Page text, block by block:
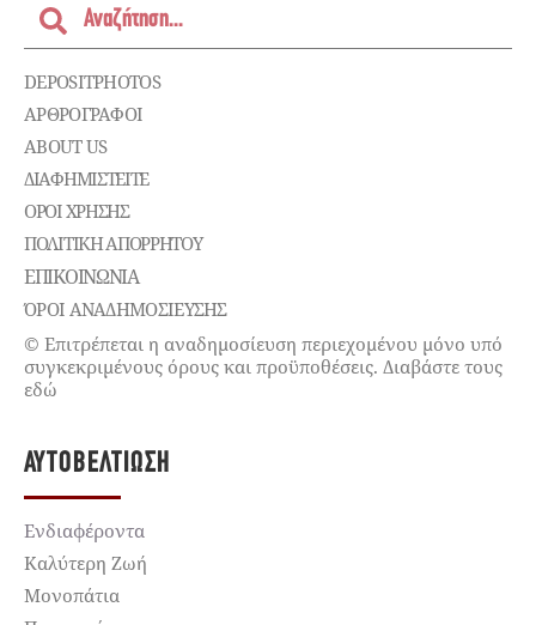
DEPOSITPHOTOS
ΑΡΘΡΟΓΡΑΦΟΙ
ABOUT US
ΔΙΑΦΗΜΙΣΤΕΊΤΕ
ΌΡΟΙ ΧΡΉΣΗΣ
ΠΟΛΙΤΙΚΉ ΑΠΟΡΡΉΤΟΥ
ΕΠΙΚΟΙΝΩΝΊΑ
ΌΡΟΙ ΑΝΑΔΗΜΟΣΙΕΥΣΗΣ
© Επιτρέπεται η αναδημοσίευση περιεχομένου μόνο υπό
συγκεκριμένους όρους και προϋποθέσεις. Διαβάστε τους
εδώ
ΑΥΤΟΒΕΛΤΊΩΣΗ
Ενδιαφέροντα
Καλύτερη Ζωή
Μονοπάτια